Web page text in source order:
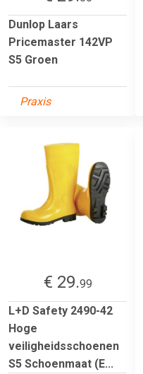
Dunlop Laars
Pricemaster 142VP
S5 Groen
Praxis
€ 29.99
L+D Safety 2490-42
Hoge
veiligheidsschoenen
S5 Schoenmaat (E...